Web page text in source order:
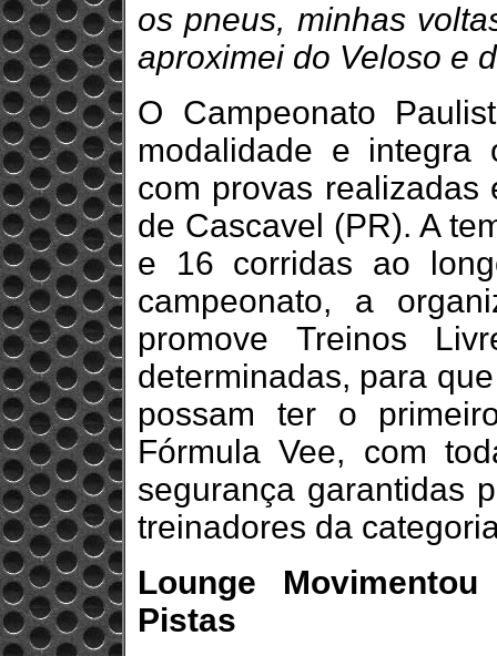
os pneus, minhas
aproximei do Veloso e
O Campeonato
modalidade e integra
com provas realizadas
de Cascavel (PR). A
e 16 corridas ao
campeonato, a
promove Treinos
determinadas, para
possam ter o
Fórmula Vee, com
segurança garantidas
treinadores da
Lounge
Pistas